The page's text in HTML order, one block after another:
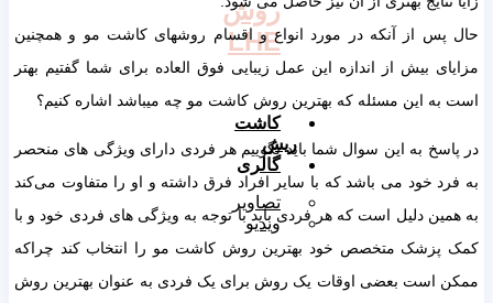
روش
LHE
کاشت
ریش
گالری
تصاویر
ویدیو
حال پس از آنکه در مورد انواع و اقسام روشهای کاشت مو و همچنین
مزایای بیش از اندازه این عمل زیبایی فوق العاده برای شما گفتیم بهتر
است به این مسئله که بهترین روش کاشت مو چه میباشد اشاره کنیم؟
در پاسخ به این سوال شما باید بگوییم هر فردی دارای ویژگی های منحصر
به فرد خود می باشد که با سایر افراد فرق داشته و او را متفاوت می‌کند
به همین دلیل است که هر فردی باید با توجه به ویژگی های فردی خود و با
کمک پزشک متخصص خود بهترین روش کاشت مو را انتخاب کند چراکه
ممکن است بعضی اوقات یک روش برای یک فردی به عنوان بهترین روش